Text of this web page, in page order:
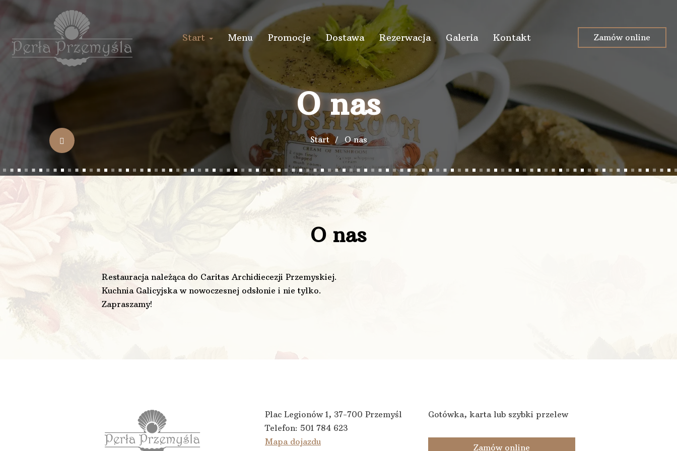
Start Menu Promocje Dostawa Rezerwacja Galeria Kontakt Zamów online
O nas
Start O nas
O nas
Restauracja należąca do Caritas Archidiecezji Przemyskiej.
Kuchnia Galicyjska w nowoczesnej odsłonie i nie tylko.
Zapraszamy!
Plac Legionów 1, 37-700 Przemyśl
Telefon: 501 784 623
Mapa dojazdu
Gotówka, karta lub szybki przelew
Zamów online